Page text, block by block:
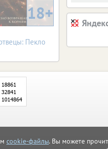
cookie-файлы. Вы можете
18+
Пекло